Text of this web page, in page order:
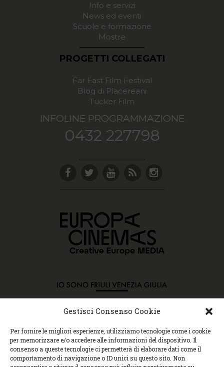
Gestisci Consenso Cookie
Per fornire le migliori esperienze, utilizziamo tecnologie come i cookie
per memorizzare e/o accedere alle informazioni del dispositivo. Il
consenso a queste tecnologie ci permetterà di elaborare dati come il
comportamento di navigazione o ID unici su questo sito. Non
Info e servizi
News ed eventi
Scuole e formazione
Mostre
PROGETTI COLLEGATI
Far East Film Festival
Blog di Placereani
Tucker Film
INFOLINE PROGRAMMAZIONE
0432 227798
Copyright © 2015 Cec, Tutti i diritti riservati. Nessun
contenuto può essere copiato o manipolato. Accedendo al
sito approvi la Policy sulla privacy e la Policy sui
contenuti.
Centro espressioni cinematografiche, via Villalta, 24 |